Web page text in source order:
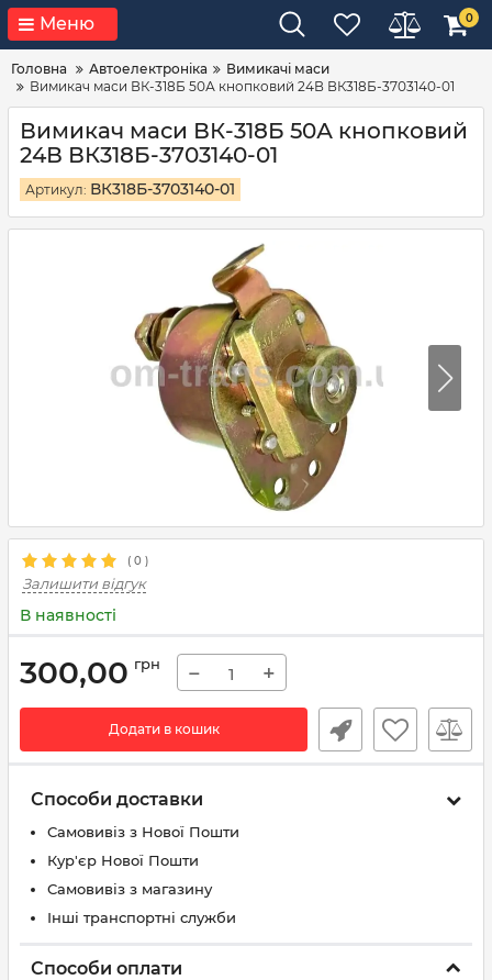
Меню 0
Головна Автоелектроніка
Вимикачі маси
Вимикач маси ВК-318Б 50А кнопковий 24В ВК318Б-3703140-01
Вимикач маси ВК-318Б 50А кнопковий
24В ВК318Б-3703140-01
Артикул: ВК318Б-3703140-01
( 0 )
Залишити відгук
В наявності
300,00 грн − +
Додати в кошик
Способи доставки
Самовивіз з Нової Пошти
Кур'єр Нової Пошти
Самовивіз з магазину
Інші транспортні служби
Способи оплати